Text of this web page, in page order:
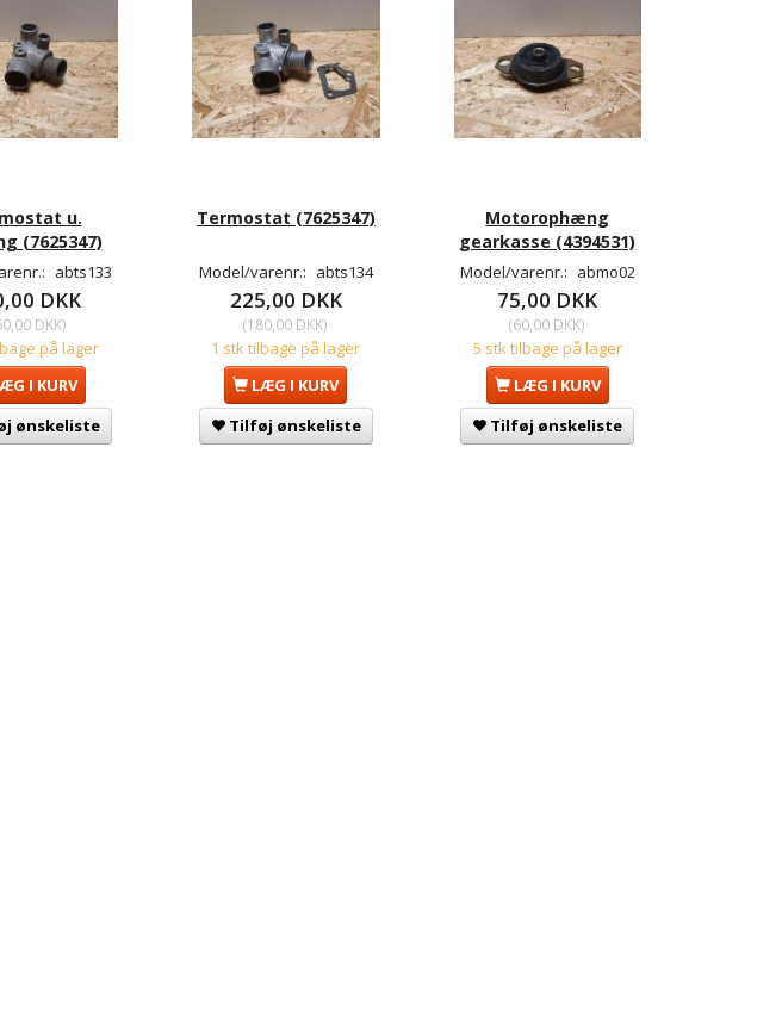
u.
(7625347)
abts133
DKK
DKK)
på lager
I KURV
ønskeliste
Termostat (7625347)
Model/varenr.: abts134
225,00 DKK
(180,00 DKK)
1 stk tilbage på lager
LÆG I KURV
Tilføj ønskeliste
Motorophæng
gearkasse (4394531)
Model/varenr.: abmo02
75,00 DKK
(60,00 DKK)
5 stk tilbage på lager
LÆG I KURV
Tilføj ønskeliste